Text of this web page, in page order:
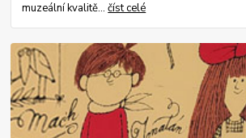
muzeální kvalitě...číst celé